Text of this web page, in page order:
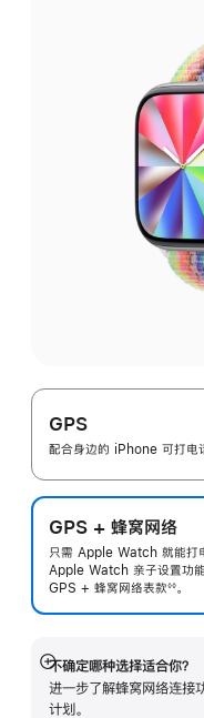
GPS
配合身边的 iPhone 可打电
GPS + 蜂窝网络
只需 Apple Watch 就能打电
Apple Watch 亲子设置功
GPS + 蜂窝网络表款◊◊。
不确定哪种选择适合你？
进一步了解蜂窝网络连接
计划。
展
开